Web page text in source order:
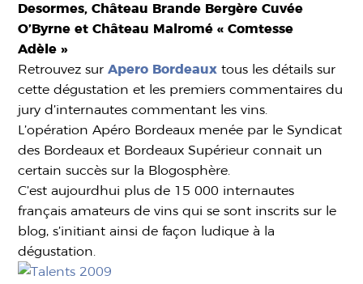
Desormes,Château Brande Bergère Cuvée
O’Byrne etChâteau Malromé « Comtesse
Adèle »
Retrouvez surApero Bordeauxtous les détails sur
cette dégustation et les premiers commentaires du
jury d’internautes commentant les vins.
L’opération Apéro Bordeaux menée par le Syndicat
des Bordeaux et Bordeaux Supérieur connait un
certain succès sur la Blogosphère.
C’est aujourdhui plus de 15 000 internautes
français amateurs de vins qui se sont inscrits sur le
blog, s’initiant ainsi de façon ludique à la
dégustation.